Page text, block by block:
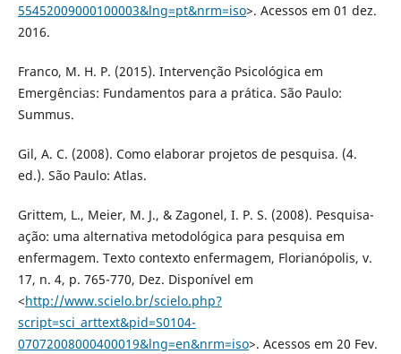
55452009000100003&lng=pt&nrm=iso>. Acessos em 01 dez.
2016.
Franco, M. H. P. (2015). Intervenção Psicológica em
Emergências: Fundamentos para a prática. São Paulo:
Summus.
Gil, A. C. (2008). Como elaborar projetos de pesquisa. (4.
ed.). São Paulo: Atlas.
Grittem, L., Meier, M. J., & Zagonel, I. P. S. (2008). Pesquisa-
ação: uma alternativa metodológica para pesquisa em
enfermagem. Texto contexto enfermagem, Florianópolis, v.
17, n. 4, p. 765-770, Dez. Disponível em
<http://www.scielo.br/scielo.php?
script=sci_arttext&pid=S0104-
07072008000400019&lng=en&nrm=iso>. Acessos em 20 Fev.